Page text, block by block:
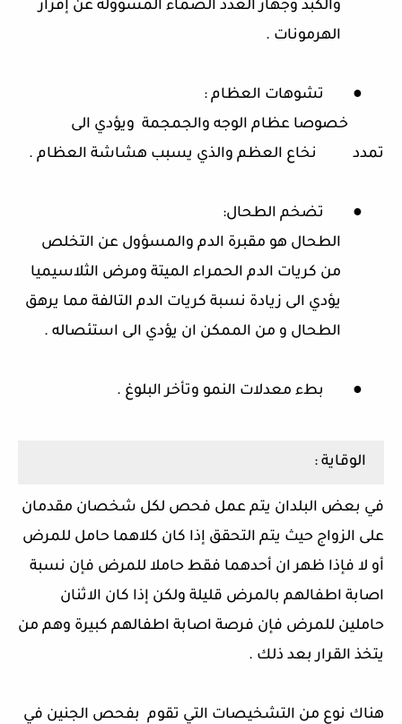
والكبد وجهاز الغدد الصماء المسؤولة عن إفراز
الهرمونات .
●
تشوهات العظام :
خصوصا عظام الوجه والجمجمة ويؤدي الى
تمدد نخاع العظم والذي يسبب هشاشة العظام .
●
تضخم الطحال:
الطحال هو مقبرة الدم والمسؤول عن التخلص
من كريات الدم الحمراء الميتة ومرض الثلاسيميا
يؤدي الى زيادة نسبة كريات الدم التالفة مما يرهق
الطحال و من الممكن ان يؤدي الى استئصاله .
● بطء معدلات النمو وتأخر البلوغ .
الوقاية :
في بعض البلدان يتم عمل فحص لكل شخصان مقدمان
على الزواج حيث يتم التحقق إذا كان كلاهما حامل للمرض
أو لا فإذا ظهر ان أحدهما فقط حاملا للمرض فإن نسبة
اصابة اطفالهم بالمرض قليلة ولكن إذا كان الاثنان
حاملين للمرض فإن فرصة اصابة اطفالهم كبيرة وهم من
يتخذ القرار بعد ذلك .
هناك نوع من التشخيصات التي تقوم بفحص الجنين في